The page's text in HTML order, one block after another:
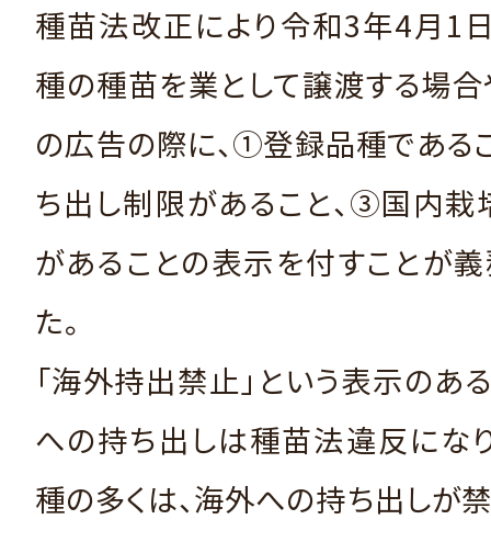
種苗法改正により令和3年4月1
種の種苗を業として譲渡する場
の広告の際に、①登録品種である
ち出し制限があること、③国内
があることの表示を付すことが
た。
「海外持出禁止」という表示のあ
への持ち出しは種苗法違反にな
種の多くは、海外への持ち出しが